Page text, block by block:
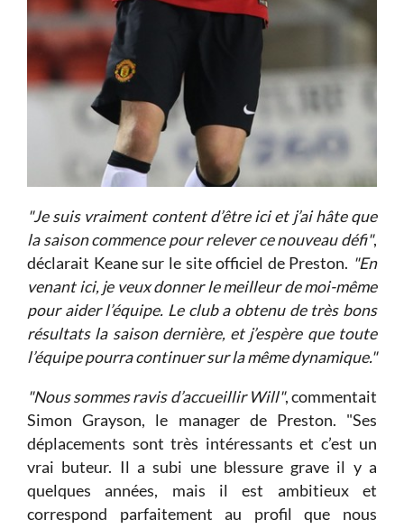
"Je suis vraiment content d’être ici et j’ai hâte que
la saison commence pour relever ce nouveau défi",
déclarait Keane sur le site officiel de Preston. "En
venant ici, je veux donner le meilleur de moi-même
pour aider l’équipe. Le club a obtenu de très bons
résultats la saison dernière, et j’espère que toute
l’équipe pourra continuer sur la même dynamique."
"Nous sommes ravis d’accueillir Will", commentait
Simon Grayson, le manager de Preston. "Ses
déplacements sont très intéressants et c’est un
vrai buteur. Il a subi une blessure grave il y a
quelques années, mais il est ambitieux et
correspond parfaitement au profil que nous